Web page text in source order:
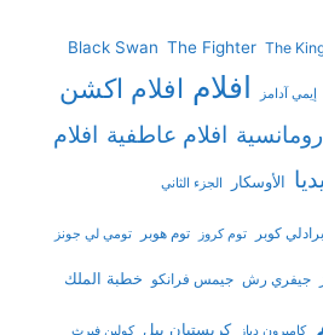
Black Swan The Fighter The
إيمي آدامز افلام افلام اكشن
افلام عاطفية افلام
الأوسكار الجزء الثاني
برادلي كوبر توم كروز توم هوبر تومي لي جونز
جيفري رش جيمس فرانكو خطبة الملك
كاميرون دياز كريستيان بيل كولين فيرث